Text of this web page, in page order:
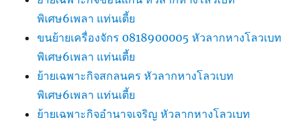
พิเศษ6เพลา แท่นเตี้ย
ขนย้ายเครื่องจักร 0818900005 หัวลากหางโลวเบท
พิเศษ6เพลา แท่นเตี้ย
ย้ายเฉพาะกิจสกลนคร หัวลากหางโลวเบท
พิเศษ6เพลา แท่นเตี้ย
ย้ายเฉพาะกิจอำนาจเจริญ หัวลากหางโลวเบท